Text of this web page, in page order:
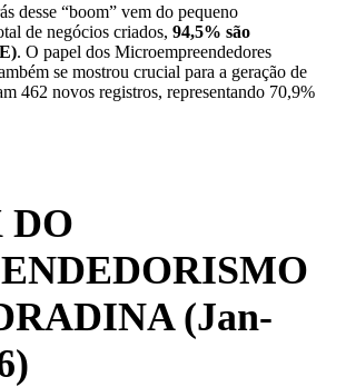
desse “boom” vem do pequeno
de negócios criados, 94,5% são
. O papel dos Microempreendedores
se mostrou crucial para a geração de
462 novos registros, representando 70,9%
DO
(Jan-